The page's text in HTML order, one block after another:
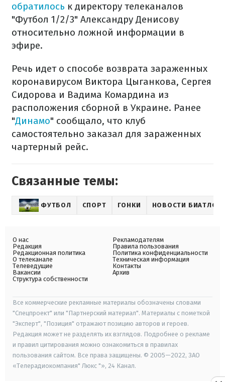
обратилось к директору телеканалов
"Футбол 1/2/3" Александру Денисову
относительно ложной информации в
эфире.
Речь идет о способе возврата зараженных
коронавирусом Виктора Цыганкова, Сергея
Сидорова и Вадима Комардина из
расположения сборной в Украине. Ранее
"Динамо" сообщало, что клуб
самостоятельно заказал для зараженных
чартерный рейс.
Связанные темы:
ФУТБОЛ СПОРТ ГОНКИ НОВОСТИ
О нас
Редакция
Редакционная политика
О телеканале
Телеведущие
Вакансии
Структура собственности
Рекламодателям
Правила пользования
Политика конфиденциальности
Техническая информация
Контакты
Архив
Все коммерческие рекламные материалы обозначены словами
"Спецпроект" или "Партнерский материал". Материалы с пометкой
"Эксперт", "Позиция" отражают позицию авторов и героев.
Редакция может не разделять их взглядов. Подробнее о рекламе
и правил цитирования можно ознакомиться в правилах
пользования сайтом. Все права защищены. © 2005—2022, ЗАО
«Телерадиокомпания" Люкс "», 24 Канал.